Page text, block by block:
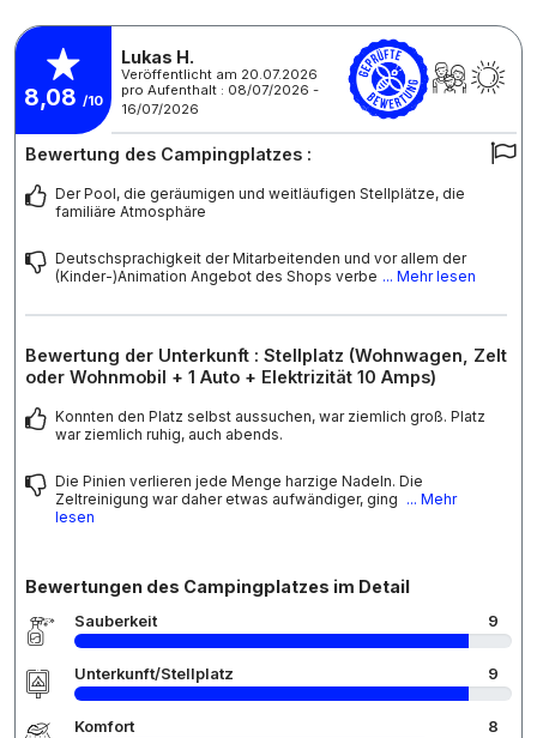
8,08 /10
Lukas H.
Veröffentlicht am 20.07.2026
pro Aufenthalt : 08/07/2026 -
16/07/2026
Bewertung des Campingplatzes :
Der Pool, die geräumigen und weitläufigen Stellplätze, die
familiäre Atmosphäre
Deutschsprachigkeit der Mitarbeitenden und vor allem der
(Kinder-)Animation Angebot des Shops verbe ... Mehr lesen
Bewertung der Unterkunft : Stellplatz (Wohnwagen, Zelt
oder Wohnmobil + 1 Auto + Elektrizität 10 Amps)
Konnten den Platz selbst aussuchen, war ziemlich groß. Platz
war ziemlich ruhig, auch abends.
Die Pinien verlieren jede Menge harzige Nadeln. Die
Zeltreinigung war daher etwas aufwändiger, ging ... Mehr
lesen
Bewertungen des Campingplatzes im Detail
Sauberkeit 9
Unterkunft/Stellplatz 9
Komfort 8